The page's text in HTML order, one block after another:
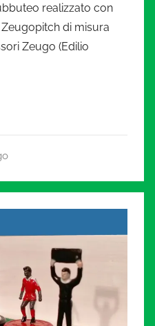
realizzato con
di misura
Zeugo (Edilio